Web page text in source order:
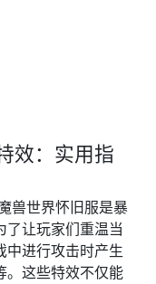
效：实用指
兽世界怀旧服是暴
了让玩家们重温当
中进行攻击时产生
。这些特效不仅能